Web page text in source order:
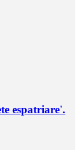
espatriare'.